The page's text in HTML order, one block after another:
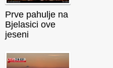
Prve pahulje na
Bjelasici ove
jeseni